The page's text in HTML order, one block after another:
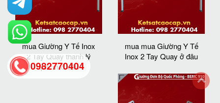
mua Giường Y Tế Inox
2 Tay Quay thanh lý
tphcm ở đâu
mua mua Giường Y Tế
Inox 2 Tay Quay ở đâu
0982770404